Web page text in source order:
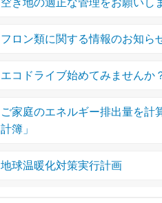
空き地の適正な管理をお願いし
フロン類に関する情報のお知ら
エコドライブ始めてみませんか
ご家庭のエネルギー排出量を計
計簿」
地球温暖化対策実行計画